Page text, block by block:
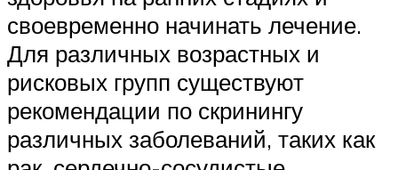
своевременно начинать лечение.
Для различных возрастных и
рисковых групп существуют
рекомендации по скринингу
различных заболеваний, таких как